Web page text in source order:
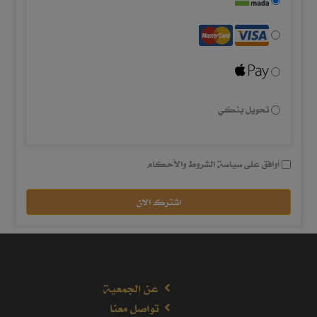
تحويل بنكي
أوافق علىسياسة الشروط والأحكام
اشترك الان
عن الجمعية
تواصل معنا